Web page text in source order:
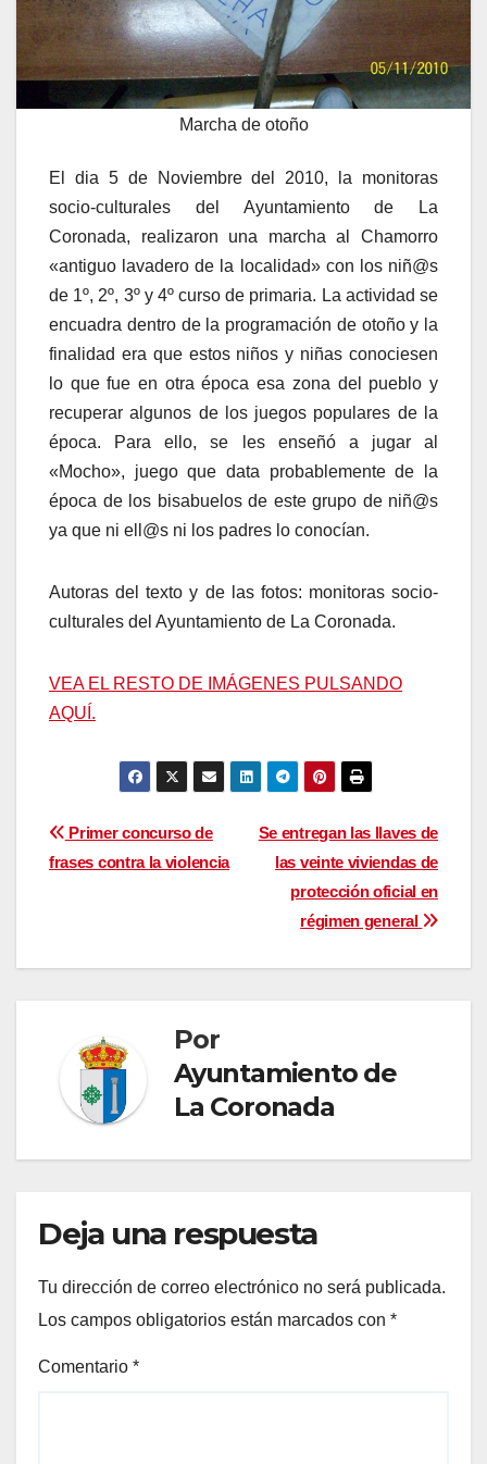
Marcha de otoño
El dia 5 de Noviembre del 2010, la monitoras
socio-culturales del Ayuntamiento de La
Coronada, realizaron una marcha al Chamorro
«antiguo lavadero de la localidad» con los niñ@s
de 1º, 2º, 3º y 4º curso de primaria. La actividad se
encuadra dentro de la programación de otoño y la
finalidad era que estos niños y niñas conociesen
lo que fue en otra época esa zona del pueblo y
recuperar algunos de los juegos populares de la
época. Para ello, se les enseñó a jugar al
«Mocho», juego que data probablemente de la
época de los bisabuelos de este grupo de niñ@s
ya que ni ell@s ni los padres lo conocían.
Autoras del texto y de las fotos: monitoras socio-
culturales del Ayuntamiento de La Coronada.
VEA EL RESTO DE IMÁGENES PULSANDO
AQUÍ.
Navegación
de
Se entregan las llaves de
las veinte viviendas de
protección oficial en
régimen general
Primer concurso de
frases contra la violencia
Por
Ayuntamiento de
La Coronada
Deja una respuesta
Tu dirección de correo electrónico no será publicada.
Los campos obligatorios están marcados con *
Comentario *